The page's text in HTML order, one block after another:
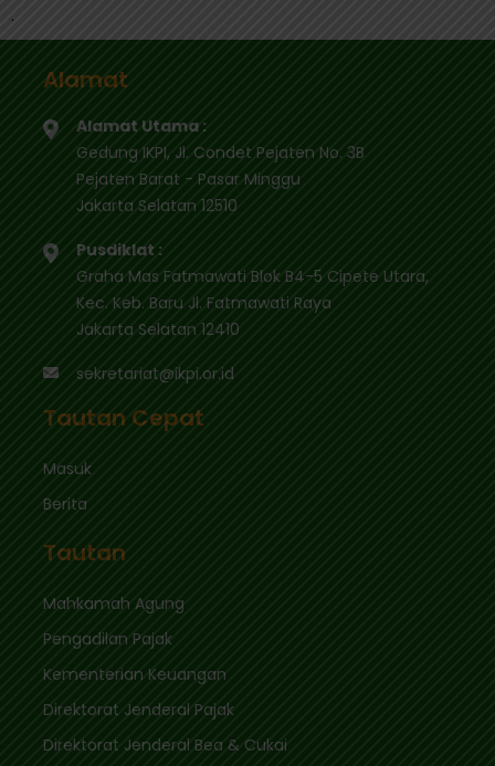
.
Alamat
Alamat Utama :
Gedung IKPI, Jl. Condet Pejaten No. 3B
Pejaten Barat - Pasar Minggu
Jakarta Selatan 12510
Pusdiklat :
Graha Mas Fatmawati Blok B4-5 Cipete Utara,
Kec. Keb. Baru Jl. Fatmawati Raya
Jakarta Selatan 12410
sekretariat@ikpi.or.id
Tautan Cepat
Masuk
Berita
Tautan
Mahkamah Agung
Pengadilan Pajak
Kementerian Keuangan
Direktorat Jenderal Pajak
Direktorat Jenderal Bea & Cukai